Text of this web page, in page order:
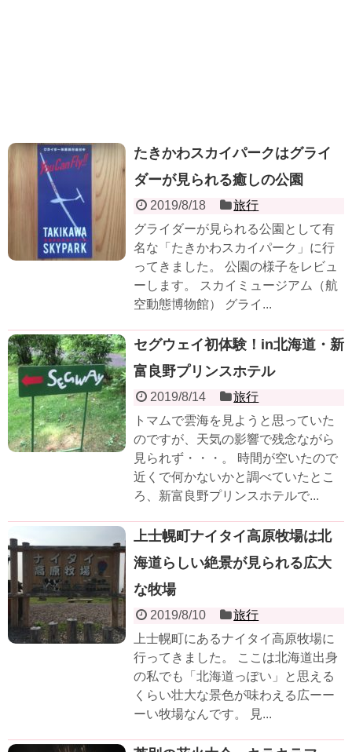
たきかわスカイパークはグライ
ダーが見られる癒しの公園
2019/8/18
旅行
グライダーが見られる公園として有
名な「たきかわスカイパーク」に行
ってきました。 公園の様子をレビュ
ーします。 スカイミュージアム（航
空動態博物館） グライ...
セグウェイ初体験！in北海道・新
富良野プリンスホテル
2019/8/14
旅行
トマムで雲海を見ようと思っていた
のですが、天気の影響で残念ながら
見られず・・・。 時間が空いたので
近くで何かないかと調べていたとこ
ろ、新富良野プリンスホテルで...
上士幌町ナイタイ高原牧場は北
海道らしい絶景が見られる広大
な牧場
2019/8/10
旅行
上士幌町にあるナイタイ高原牧場に
行ってきました。 ここは北海道出身
の私でも「北海道っぽい」と思える
くらい壮大な景色が味わえる広ーー
ーい牧場なんです。 見...